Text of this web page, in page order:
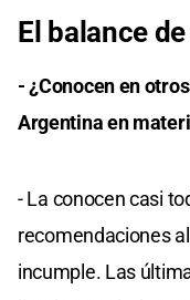
El balance
- ¿Conocen en
Argentina en
- La conocen casi
recomendaciones
incumple. Las